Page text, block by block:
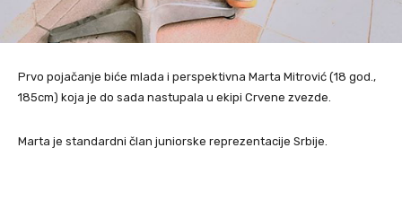
Prvo pojačanje biće mlada i perspektivna Marta Mitrović (18 god.,
185cm) koja je do sada nastupala u ekipi Crvene zvezde.
Marta je standardni član juniorske reprezentacije Srbije.